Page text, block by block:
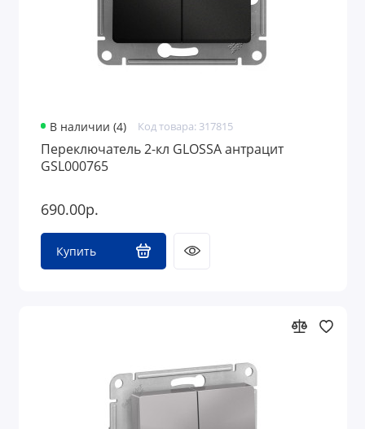
В наличии (4) Код товара: 317815
Переключатель 2-кл GLOSSA антрацит
GSL000765
690.00р.
Купить